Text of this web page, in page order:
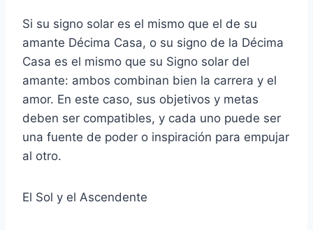
Si su signo solar es el mismo que el de su
amante Décima Casa, o su signo de la Décima
Casa es el mismo que su Signo solar del
amante: ambos combinan bien la carrera y el
amor. En este caso, sus objetivos y metas
deben ser compatibles, y cada uno puede ser
una fuente de poder o inspiración para empujar
al otro.
El Sol y el Ascendente